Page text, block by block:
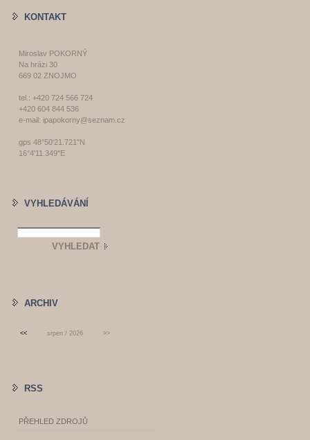
KONTAKT
Miroslav POKORNÝ
Na hrázi 30
669 02 ZNOJMO
tel.: +420 724 566 724
+420 604 844 536
e-mail: ipapokorny@seznam.cz
gps 48°50'21.721"N
16°4'11.349"E
VYHLEDÁVÁNÍ
ARCHIV
<< srpen / 2026 >>
RSS
PŘEHLED ZDROJŮ